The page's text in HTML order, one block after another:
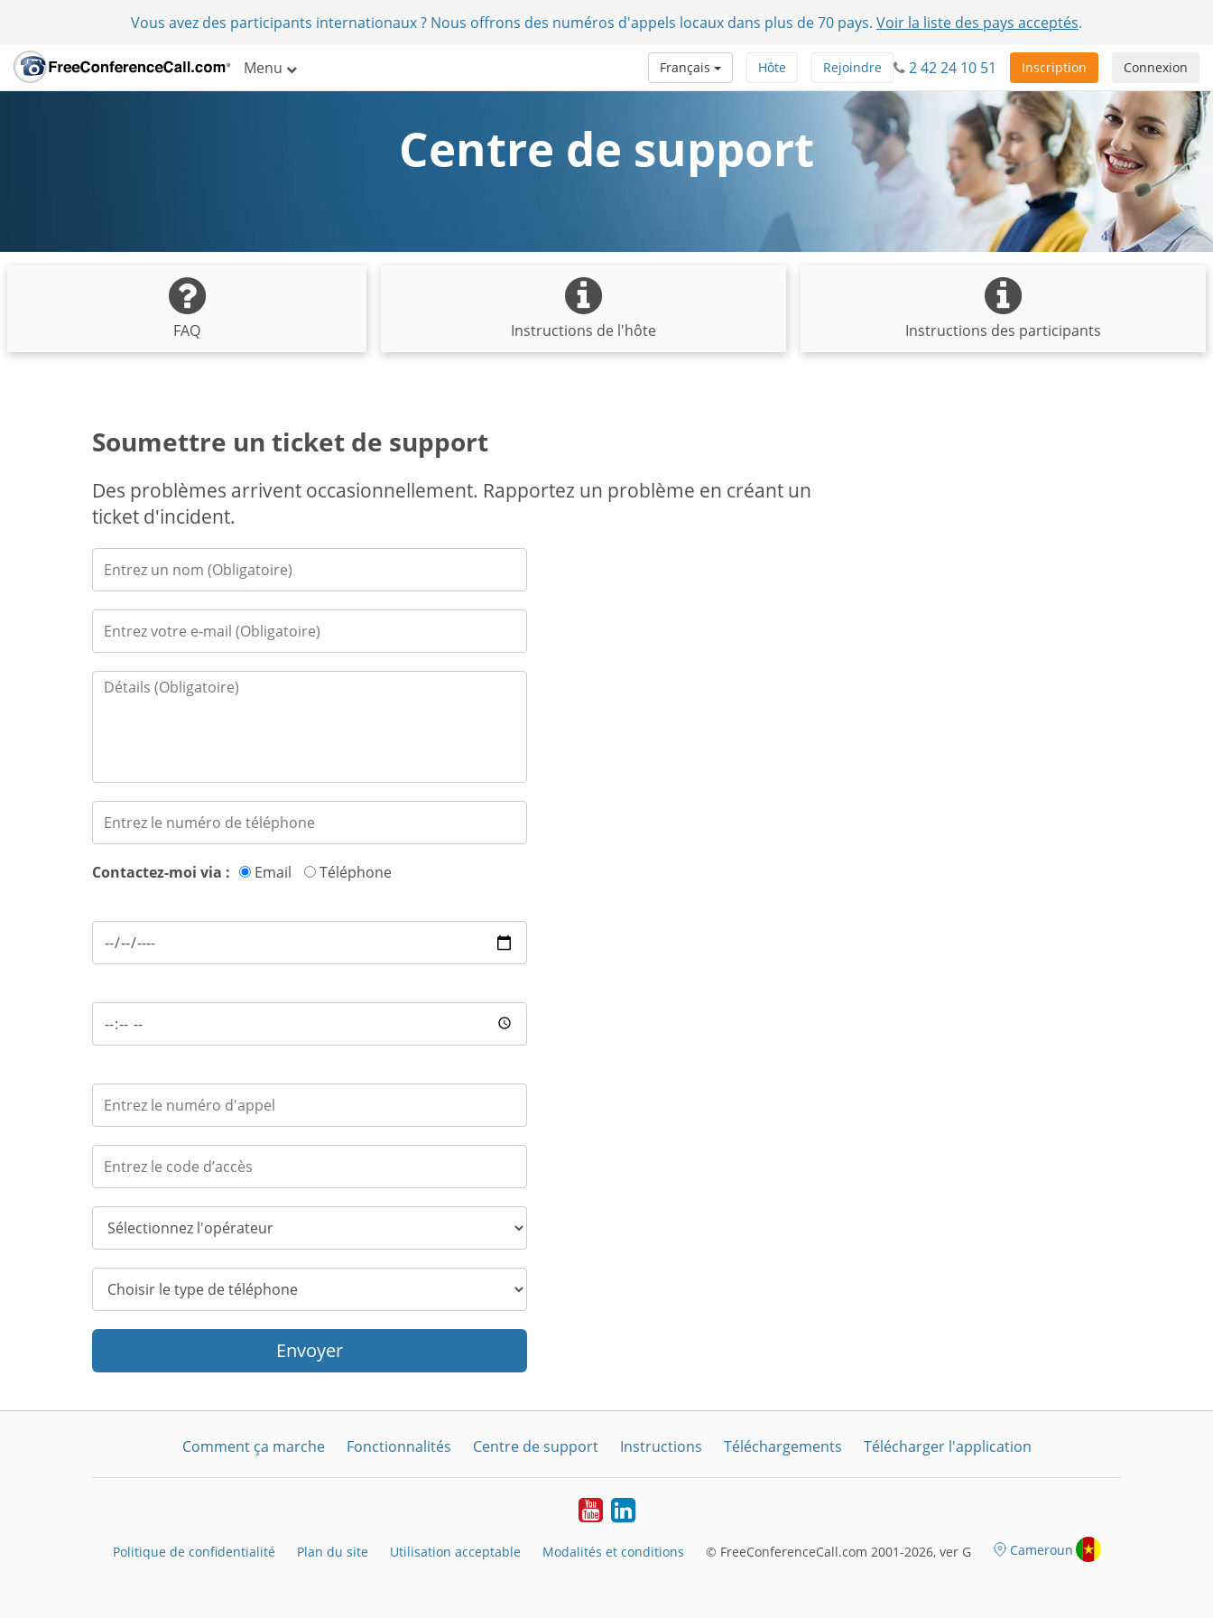
Vous avez des participants internationaux ? Nous offrons des numéros d'appels locaux dans plus de 70 pays. Voir la liste des pays acceptés.
Menu Connexion
Inscription
2 42 24 10 51
Rejoindre
Hôte
Français
Centre de support
FAQ Instructions de l'hôte Instructions des participants
Soumettre un ticket de support
Des problèmes arrivent occasionnellement. Rapportez un problème en créant un
ticket d'incident.
Contactez-moi via : Email Téléphone
Envoyer
Comment ça marche Fonctionnalités Centre de support Instructions Téléchargements Télécharger l'application
YouTubeLinkedIn
Politique de confidentialité Plan du site Utilisation acceptable Modalités et conditions © FreeConferenceCall.com 2001-2026, ver G Cameroun